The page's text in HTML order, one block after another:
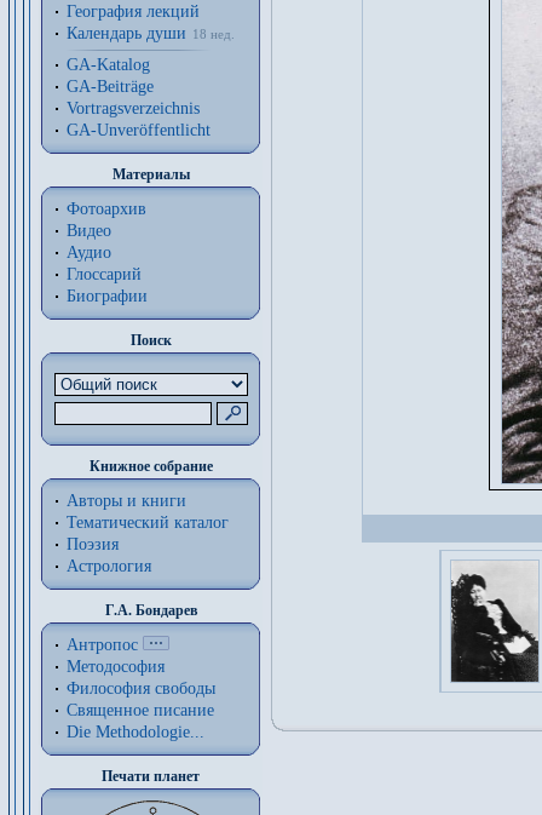
География лекций
Календарь души
18 нед.
GA-Katalog
GA-Beiträge
Vortragsverzeichnis
GA-Unveröffentlicht
Материалы
Фотоархив
Видео
Аудио
Глоссарий
Биографии
Поиск
Книжное собрание
Авторы и книги
Тематический каталог
Поэзия
Астрология
Г.А. Бондарев
Антропос
Методософия
Философия cвободы
Священное писание
Die Methodologie...
Печати планет